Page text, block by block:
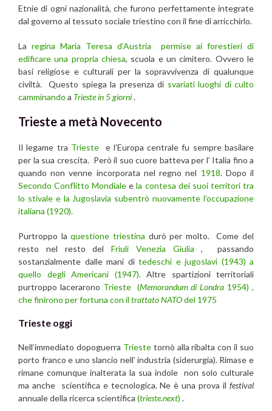
Etnie di ogni nazionalità, che furono perfettamente integrate
dal governo al tessuto sociale triestino con il fine di arricchirlo.
La regina Maria Teresa d’Austria permise ai forestieri di
edificare una propria chiesa, scuola e un cimitero. Ovvero le
basi religiose e culturali per la sopravvivenza di qualunque
civiltà. Questo spiega la presenza di svariati luoghi di culto
camminando a Trieste in 5 giorni.
Trieste a metà Novecento
Il legame tra Triestee l’Europa centrale fu sempre basilare
per la sua crescita. Però il suo cuore batteva per l’ Italia fino a
quando non venne incorporata nel regno nel 1918. Dopo il
Secondo Conflitto Mondiale ela contesa dei suoi territori tra
lo stivale e la Jugoslavia subentrò nuovamente l’occupazione
italiana (1920).
Purtroppo laquestione triestina durò per molto. Come del
resto nel resto delFriuli Venezia Giulia , passando
sostanzialmente dalle mani di tedeschi e jugoslavi (1943) a
quello degli Americani (1947).Altre spartizioni territoriali
purtroppo lacerarono Trieste (Memorandum di Londra 1954) ,
che finirono per fortuna con il trattato NATOdel 1975
Trieste oggi
Nell’immediato dopoguerra Triestetornò alla ribalta con il suo
porto franco e uno slancio nell’ industria (siderurgia). Rimase e
rimane comunque inalterata la sua indole non solo culturale
ma anche scientifica e tecnologica. Ne è una prova il festival
annuale della ricerca scientifica (trieste.next) .